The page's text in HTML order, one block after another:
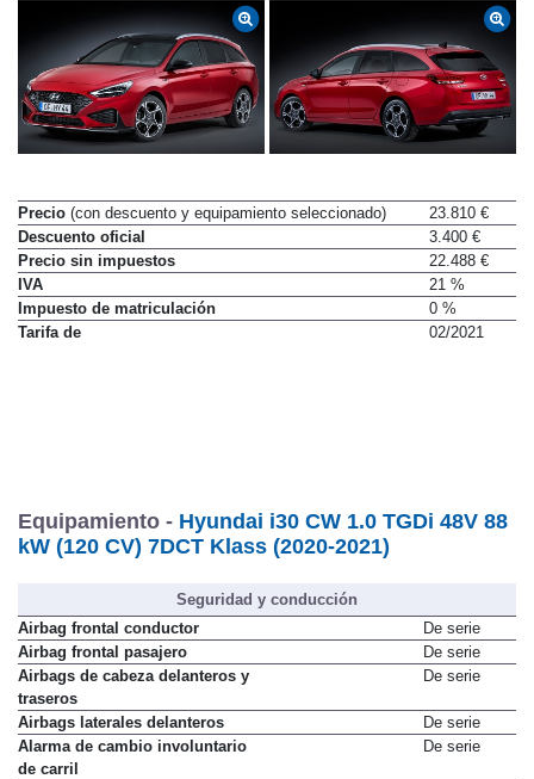
Precio (con descuento y equipamiento seleccionado)
23.810 €
Descuento oficial
3.400 €
Precio sin impuestos
22.488 €
IVA
21 %
Impuesto de matriculación
0 %
Tarifa de
02/2021
Equipamiento - Hyundai i30 CW 1.0 TGDi 48V 88
kW (120 CV) 7DCT Klass (2020-2021)
Seguridad y conducción
Airbag frontal conductor
De serie
Airbag frontal pasajero
De serie
Airbags de cabeza delanteros y
traseros
De serie
Airbags laterales delanteros
De serie
Alarma de cambio involuntario
de carril
De serie